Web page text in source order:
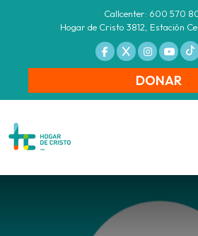
Callcenter: 600 570
Hogar de Cristo 3812, Estación
DONAR